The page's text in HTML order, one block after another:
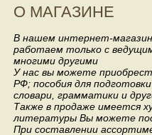
О МАГАЗИНЕ
В нашем интернет-
работаем только с
многими другими
У нас вы можете
РФ; пособия для
словари, грамматики и
Также в продаже имеется
литературы Вы можете
При составлении